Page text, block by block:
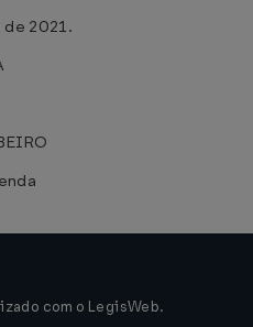
2021.
com o LegisWeb.